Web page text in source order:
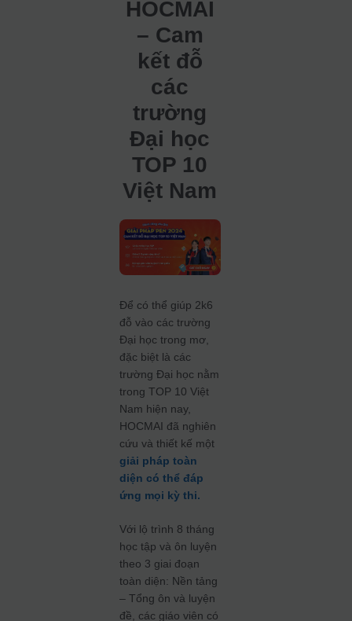
HOCMAI
– Cam
kết đỗ
các
trường
Đại học
TOP 10
Việt Nam
Để có thể giúp 2k6
đỗ vào các trường
Đại học trong mơ,
đặc biệt là các
trường Đại học nằm
trong TOP 10 Việt
Nam hiện nay,
HOCMAI đã nghiên
cứu và thiết kế một
giải pháp toàn
diện có thể đáp
ứng mọi kỳ thi.
Với lộ trình 8 tháng
học tập và ôn luyện
theo 3 giai đoạn
toàn diện: Nền tảng
– Tổng ôn và luyện
đề, các giáo viên có